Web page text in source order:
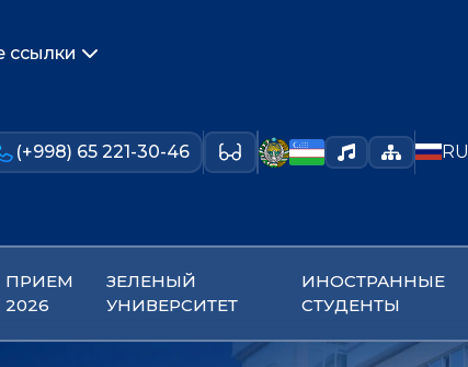
ссылки
(+998) 65 221-30-46 RU
ПРИЕМ
2026
ЗЕЛЕНЫЙ
УНИВЕРСИТЕТ
ИНОСТРАННЫЕ
СТУДЕНТЫ